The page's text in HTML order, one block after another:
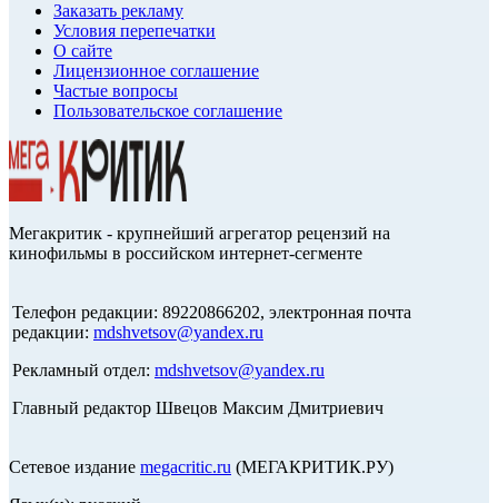
Заказать рекламу
Условия перепечатки
О сайте
Лицензионное соглашение
Частые вопросы
Пользовательское соглашение
Мегакритик - крупнейший агрегатор рецензий на
кинофильмы в российском интернет-сегменте
Телефон редакции: 89220866202, электронная почта
редакции: mdshvetsov@yandex.ru
Рекламный отдел: mdshvetsov@yandex.ru
Главный редактор Швецов Максим Дмитриевич
Сетевое издание megacritic.ru (МЕГАКРИТИК.РУ)